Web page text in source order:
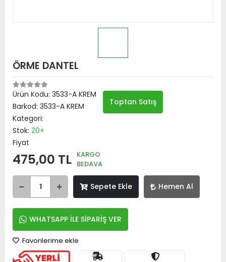
ÖRME DANTEL
Ürün Kodu: 3533-A KREM
Barkod: 3533-A KREM
Kategori:
Stok: 20+
Fiyat
475,00 TL KARGO
BEDAVA
Sepete Ekle Hemen Al
WHATSAPP İLE SİPARİŞ VER
Toptan Satış
Favorilerime ekle